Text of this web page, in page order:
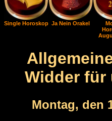
Single Horoskop Ja Nein Orakel
Widder für
Montag, den